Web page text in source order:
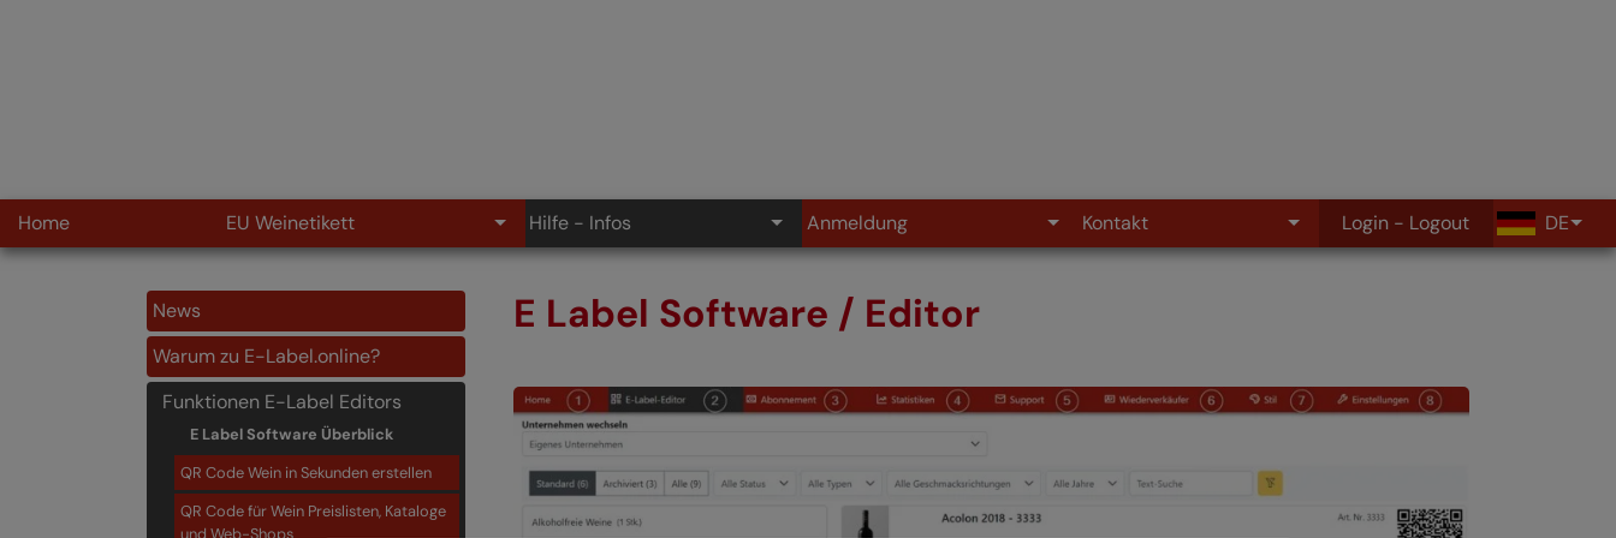
Home EU Weinetikett Hilfe - Infos Anmeldung Kontakt Login - Logout DE
News
Warum zu E-Label.online?
Funktionen E-Label Editors
E Label Software Überblick(current)
QR Code Wein in Sekunden erstellen
QR Code für Wein Preislisten, Kataloge
und Web-Shops
E Label Software / Editor